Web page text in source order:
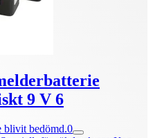
9 V 6
blivit bedömd.0